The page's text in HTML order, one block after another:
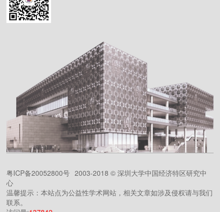
粤ICP备20052800号 2003-2018 © 深圳大学中国经济特区研究中
心
温馨提示：本站点为公益性学术网站，相关文章如涉及侵权请与我们
联系。